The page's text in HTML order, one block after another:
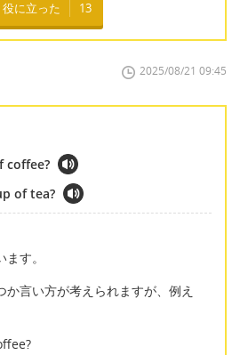
役に立った 13
2025/08/21 09:45
coffee?
of tea?
す。
か言い方が考えられますが、例え